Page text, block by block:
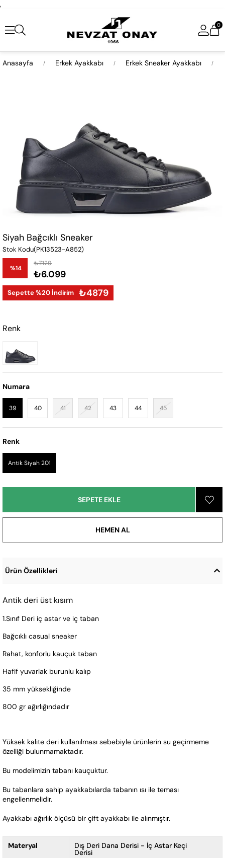
,
0
Anasayfa Erkek Ayakkabı Erkek Sneaker Ayakkabı
Siyah Bağcıklı Sneaker
Stok Kodu(PK13523-A852)
%14
İndirim
₺7.129
₺6.099
Sepette %20 İndirim ₺4879
Renk
Numara
39 40 41 42 43 44 45
Renk
Antik Siyah 201
Ürün Özellikleri
Antik deri üst kısım
1.Sınıf Deri iç astar ve iç taban
Bağcıklı casual sneaker
Rahat, konforlu kauçuk taban
Hafif yuvarlak burunlu kalıp
35 mm yüksekliğinde
800 gr ağırlığındadır
Yüksek kalite deri kullanılması sebebiyle ürünlerin su geçirmeme
özelliği bulunmamaktadır.
Bu modelimizin tabanı kauçuktur.
Bu tabanlara sahip ayakkabılarda tabanın ısı ile teması
engellenmelidir.
Ayakkabı ağırlık ölçüsü bir çift ayakkabı ile alınmıştır.
Materyal Dış Deri Dana Derisi - İç Astar Keçi
Derisi